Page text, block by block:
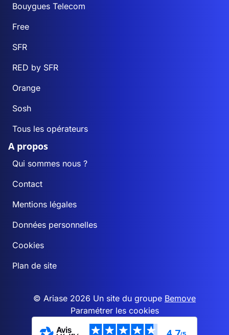
Bouygues Telecom
Free
SFR
RED by SFR
Orange
Sosh
Tous les opérateurs
A propos
Qui sommes nous ?
Contact
Mentions légales
Données personnelles
Cookies
Plan de site
© Ariase 2026 Un site du groupe Bemove
Paramétrer les cookies